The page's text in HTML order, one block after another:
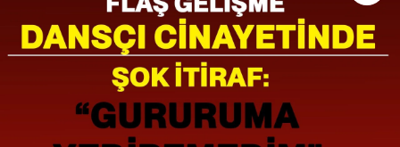
11:11 MANŞET